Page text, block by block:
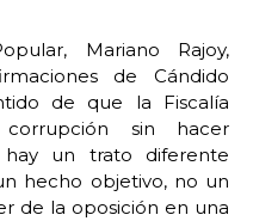
Mariano Rajoy,
de Cándido
de que la Fiscalía
sin hacer
hay un trato diferente
hecho objetivo, no un
de la oposición en una